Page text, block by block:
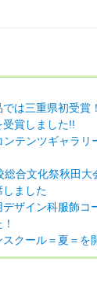
では三重県初受賞
賞しました!!
テンツギャラリ
合文化祭秋田大
ました
デザイン科服飾
スクール＝夏＝を